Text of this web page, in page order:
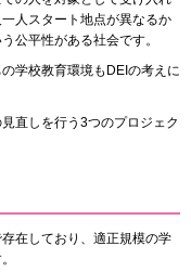
人スタート地点が異なるか
公平性がある社会です。
学校教育環境もDEIの考えに
直しを行う3つのプロジェク
在しており、適正規模の学